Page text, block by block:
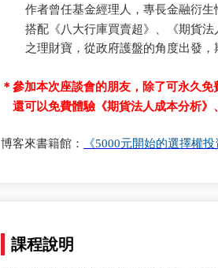
作者曾任基金經理人，專長金融衍
搭配《八大行庫買賣超》、《期貨
之理財寶，從政府護盤的角度出發，
＊參加本次座談會的朋友，除了可永久免
還可以免費體驗《期貨法人成本分析》 、
博客來書籍館： 《5000元開始的選擇權投
課程說明